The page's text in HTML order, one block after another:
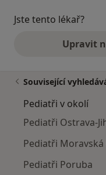
Jste tento lékař?
Upravit
Související
Pediatři v okolí
Pediatři Ostrava-
Pediatři
Pediatři Poruba